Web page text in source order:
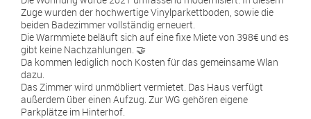
Zuge wurden der hochwertige Vinylparkettboden, sowie die
beiden Badezimmer vollständig erneuert.
Die Warmmiete beläuft sich auf eine fixe Miete von 398€ und es
gibt keine Nachzahlungen. 🤝
Da kommen lediglich noch Kosten für das gemeinsame Wlan
dazu.
Das Zimmer wird unmöbliert vermietet. Das Haus verfügt
außerdem über einen Aufzug. Zur WG gehören eigene
Parkplätze im Hinterhof.